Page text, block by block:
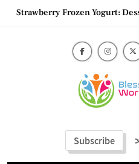
Skip
Kunafa Keju, Dessert Timur
Shokupan Toast, Roti Jepang
Menggoda Selera
yang Memanjakan Lidah
Strawberry Frozen Yogurt:
Shokupan Toast, Roti Jepang
Menggoda Selera
Subscribe